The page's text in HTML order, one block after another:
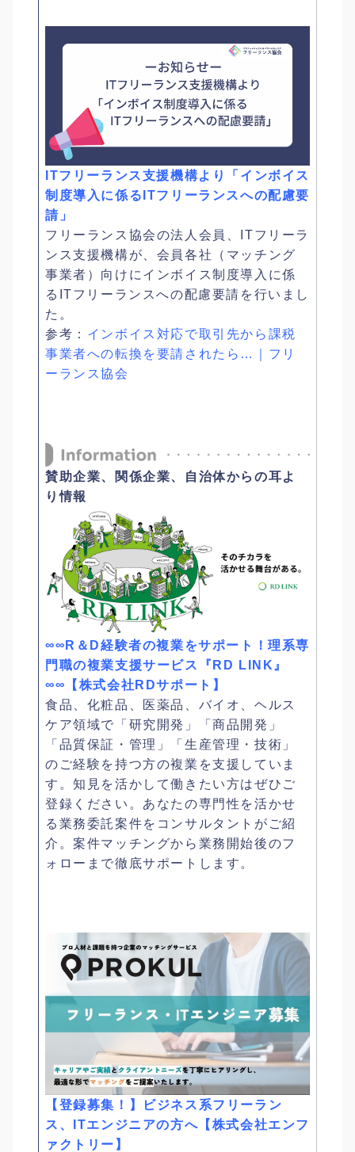
ITフリーランス支援機構より「インボイス
制度導入に係るITフリーランスへの配慮要
請」
フリーランス協会の法人会員、ITフリーラ
ンス支援機構が、会員各社（マッチング
事業者）向けにインボイス制度導入に係
るITフリーランスへの配慮要請を行いまし
た。
参考： インボイス対応で取引先から課税
事業者への転換を要請されたら…｜フリ
ーランス協会
賛助企業、関係企業、自治体からの耳よ
り情報
∞∞R＆D経験者の複業をサポート！理系専
門職の複業支援サービス『RD LINK』
∞∞【株式会社RDサポート】
食品、化粧品、医薬品、バイオ、ヘルス
ケア領域で「研究開発」「商品開発」
「品質保証・管理」「生産管理・技術」
のご経験を持つ方の複業を支援していま
す。知見を活かして働きたい方はぜひご
登録ください。あなたの専門性を活かせ
る業務委託案件をコンサルタントがご紹
介。案件マッチングから業務開始後のフ
ォローまで徹底サポートします。
【登録募集！】ビジネス系フリーラン
ス、ITエンジニアの方へ【株式会社エンフ
ァクトリー】